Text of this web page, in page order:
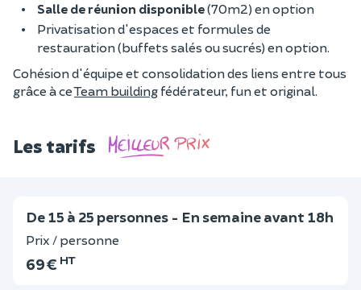
Salle de réunion disponible(70m2) en option
Privatisation d'espaces et formules de
restauration (buffets salés ou sucrés) en option.
Cohésion d'équipe et consolidation des liens entre tous
grâce à ceTeam building fédérateur, fun et original.
Les tarifs
De 15 à 25 personnes - En semaine avant 18h
Prix / personne
69 € HT